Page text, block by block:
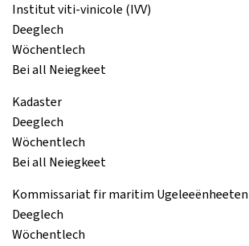
Institut viti-vinicole (IVV)
Deeglech
Wöchentlech
Bei all Neiegkeet
Kadaster
Deeglech
Wöchentlech
Bei all Neiegkeet
Kommissariat fir maritim Ugeleeënheeten
Deeglech
Wöchentlech